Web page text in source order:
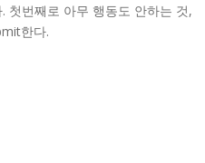
번째로 아무 행동도 안하는 것,
한다.